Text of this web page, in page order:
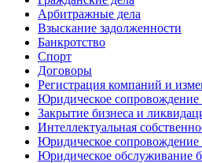
Арбитражные дела
Взыскание задолженности
Банкротство
Спорт
Договоры
Регистрация компаний и
Юридическое сопровождение
Закрытие бизнеса и
Интеллектуальная
Юридическое сопровождение
Юридическое обслуживание